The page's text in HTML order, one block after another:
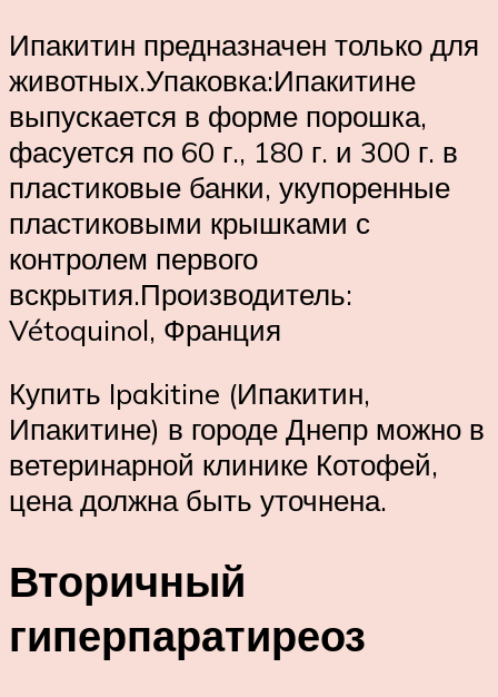
Ипакитин предназначен только для
животных.Упаковка:Ипакитине
выпускается в форме порошка,
фасуется по 60 г., 180 г. и 300 г. в
пластиковые банки, укупоренные
пластиковыми крышками с
контролем первого
вскрытия.Производитель:
Vétoquinol, Франция
Купить Ipakitine (Ипакитин,
Ипакитине) в городе Днепр можно в
ветеринарной клинике Котофей,
цена должна быть уточнена.
Вторичный
гиперпаратиреоз